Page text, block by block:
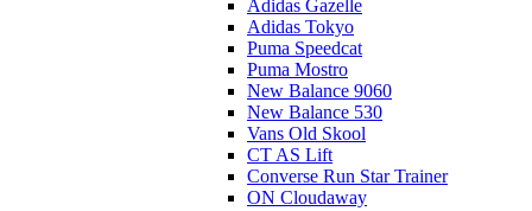
Adidas Gazelle
Adidas Tokyo
Puma Speedcat
Puma Mostro
New Balance 9060
New Balance 530
Vans Old Skool
CT AS Lift
Converse Run Star Trainer
ON Cloudaway